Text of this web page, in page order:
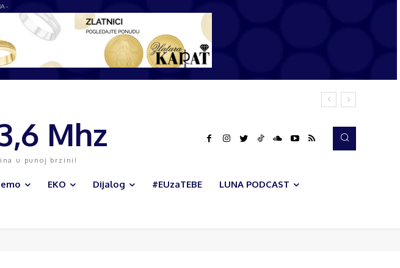
-
Mhz
u punoj brzini!
EKO Dijalog #EUzaTEBE LUNA PODCAST